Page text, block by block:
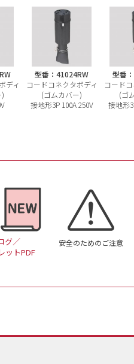
ディ
型番：41024RW
コードコネクタボディ
(ゴムカバー)
接地形3P 100A 250V
型番
コード
(ゴ
接地形
グ／
ットPDF
安全のためのご注意